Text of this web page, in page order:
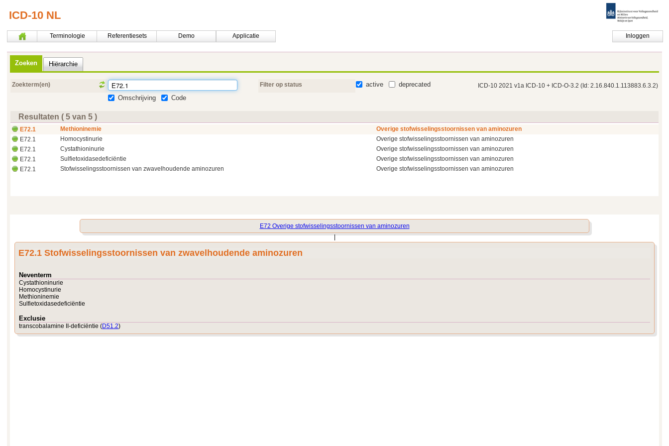
ICD-10 NL
Terminologie Referentiesets Demo Applicatie Inloggen
Zoeken Hiërarchie
Zoekterm(en) Filter op status active deprecated ICD-10 2021 v1a ICD-10 + ICD-O-3.2 (Id: 2.16.840.1.113883.6.3.2)
Omschrijving Code
Resultaten ( 5 van 5 )
E72.1 Methioninemie
Overige stofwisselingsstoornissen van aminozuren
E72.1
Homocystinurie
Overige stofwisselingsstoornissen van aminozuren
E72.1
Cystathioninurie
Overige stofwisselingsstoornissen van aminozuren
E72.1
Sulfietoxidasedeficiëntie
Overige stofwisselingsstoornissen van aminozuren
E72.1
Stofwisselingsstoornissen van zwavelhoudende aminozuren Overige stofwisselingsstoornissen van aminozuren